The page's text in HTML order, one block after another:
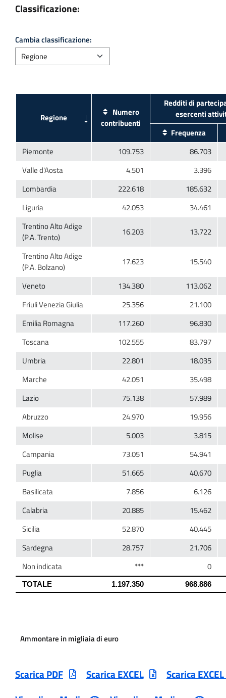
Classificazione:
Cambia classificazione:
Numero
Redditi di
Trentino Alto Adige
Trentino Alto Adige
Ammontare in migliaia di euro